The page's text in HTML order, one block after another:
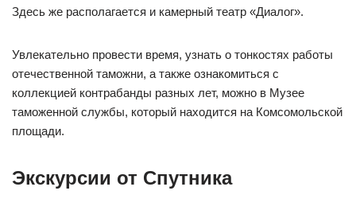
Здесь же располагается и камерный театр «Диалог».
Увлекательно провести время, узнать о тонкостях работы
отечественной таможни, а также ознакомиться с
коллекцией контрабанды разных лет, можно в Музее
таможенной службы, который находится на Комсомольской
площади.
Экскурсии от Спутника